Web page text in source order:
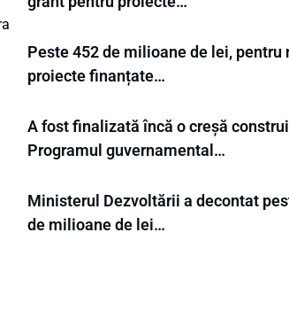
Peste 452 de milioane de lei, pentru
proiecte finanțate…
A fost finalizată încă o creșă
Programul guvernamental…
Ministerul Dezvoltării a decontat
de milioane de lei…